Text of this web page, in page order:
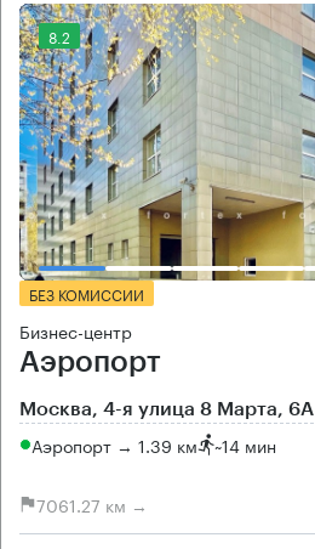
8.2
БЕЗ КОМИССИИ
Бизнес-центр
Аэропорт
Москва, 4-я улица 8 Марта, 6А
Аэропорт → 1.39 км ~14 мин
7061.27 км →